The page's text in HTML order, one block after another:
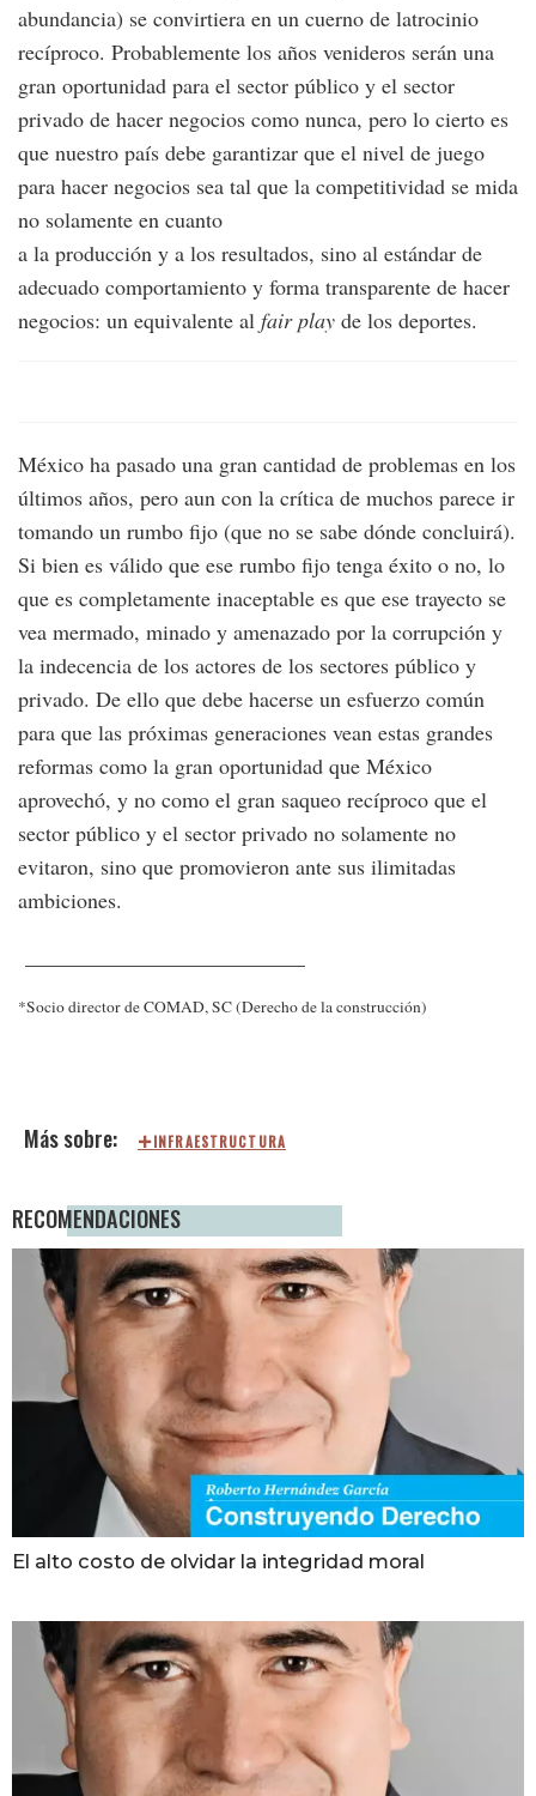
abundancia) se convirtiera en un cuerno de latrocinio
recíproco. Probablemente los años venideros serán una
gran oportunidad para el sector público y el sector
privado de hacer negocios como nunca, pero lo cierto es
que nuestro país debe garantizar que el nivel de juego
para hacer negocios sea tal que la competitividad se mida
no solamente en cuanto
a la producción y a los resultados, sino al estándar de
adecuado comportamiento y forma transparente de hacer
negocios: un equivalente al fair play de los deportes.
México ha pasado una gran cantidad de problemas en los
últimos años, pero aun con la crítica de muchos parece ir
tomando un rumbo fijo (que no se sabe dónde concluirá).
Si bien es válido que ese rumbo fijo tenga éxito o no, lo
que es completamente inaceptable es que ese trayecto se
vea mermado, minado y amenazado por la corrupción y
la indecencia de los actores de los sectores público y
privado. De ello que debe hacerse un esfuerzo común
para que las próximas generaciones vean estas grandes
reformas como la gran oportunidad que México
aprovechó, y no como el gran saqueo recíproco que el
sector público y el sector privado no solamente no
evitaron, sino que promovieron ante sus ilimitadas
ambiciones.
*Socio director de COMAD, SC (Derecho de la construcción)
INFRAESTRUCTURA
RECOMENDACIONES
El alto costo de olvidar la integridad moral